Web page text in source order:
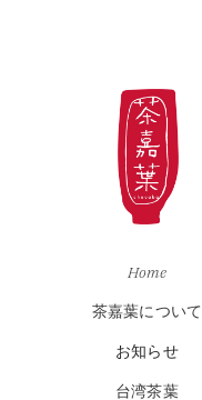
Home
茶嘉葉について
お知らせ
台湾茶葉